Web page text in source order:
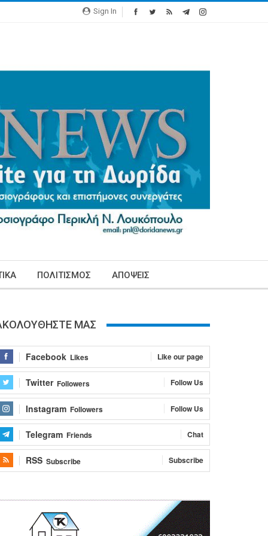
Sign In
ΠΟΛΙΤΙΣΜΟΣ ΑΠΟΨΕΙΣ
ΜΑΣ
Facebook Likes Like our page
Twitter Followers Follow Us
Instagram Followers Follow Us
Telegram Friends Chat
RSS Subscribe Subscribe